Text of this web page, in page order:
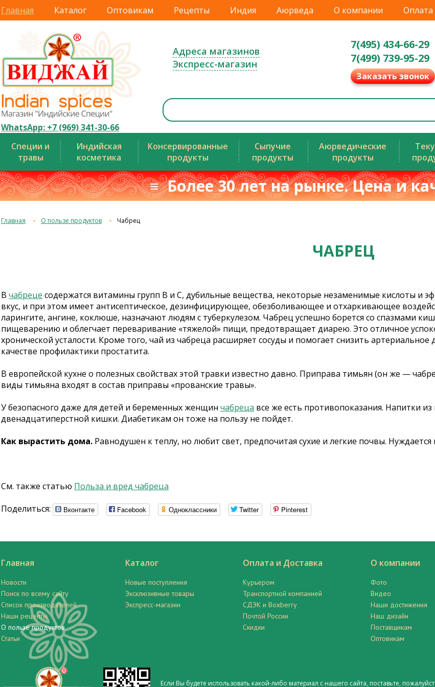
Главная Каталог Оптовикам Рецепты Индия Аюрведа О компании Оплата
WhatsApp: +7 (969) 341-30-66
Адреса магазинов
Экспресс-магазин
7(495) 434-66-29
7(499) 739-95-29
Заказать звонок
Специи и
травы
Индийская
косметика
Консервированные
продукты
Сыпучие
продукты
Аюрведические
продукты
≡ Более 30 лет на рынке. Цена и
Главная О пользе продуктов Чабрец
ЧАБРЕЦ
В чабреце содержатся витамины групп В и С, дубильные вещества, некоторые незаменимые кислоты и
вкус, и при этом имеет антисептическое, дезинфицирующее, обезболивающее и отхаркивающее
ларингите, ангине, коклюше, назначают людям с туберкулезом. Чабрец успешно борется со спазмами
пищеварению и облегчает переваривание «тяжелой» пищи, предотвращает диарею. Это отличное
хронической усталости. Кроме того, чай из чабреца расширяет сосуды и помогает снизить
качестве профилактики простатита.
В европейской кухне о полезных свойствах этой травки известно давно. Приправа тимьян (он же —
виды тимьяна входят в состав приправы «прованские травы».
У безопасного даже для детей и беременных женщин чабреца все же есть противопоказания. Напитки
двенадцатиперстной кишки. Диабетикам он тоже на пользу не пойдет.
Как вырастить дома. Равнодушен к теплу, но любит свет, предпочитая сухие и легкие почвы.
См. также статью Польза и вред чабреца
Поделиться:
Вконтакте Facebook Одноклассники Twitter Pinterest
Главная
Новости
Поиск по всему сайту
Список производителей
Наши рецепты
О пользе продуктов
Статьи
Каталог
Новые поступления
Эксклюзивные товары
Экспресс-магазин
Оплата и Доставка
Курьером
Транспортной компанией
СДЭК и Boxberry
Почтой России
Скидки
О компании
Фото
Видео
Наши достижения
Наш дизайн
Поставщикам
Оптовикам
Если Вы будете использовать какой-либо материал с нашего сайта, поставьте,